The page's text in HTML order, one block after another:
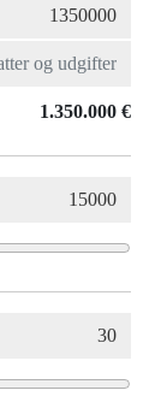
1.350.000 €